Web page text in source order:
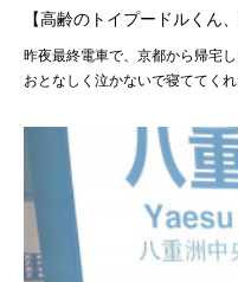
【高齢のトイプードルくん
昨夜最終電車で、京都から帰宅
おとなしく泣かないで寝ててく